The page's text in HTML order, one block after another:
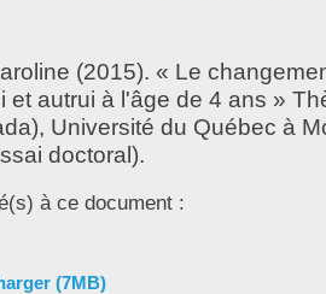
(2015). « Le
et autrui à l'âge de 4 ans »
Université du Québec à
doctoral).
à ce document :
(7MB)